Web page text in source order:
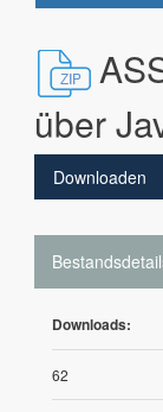
über
Downloaden
Downloads:
62